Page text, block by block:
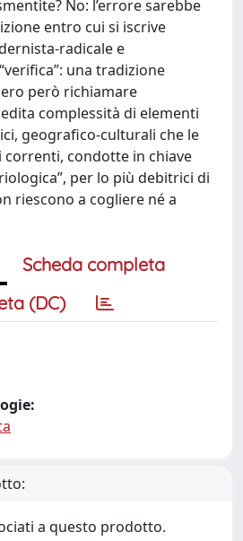
No: l’errore sarebbe
entro cui si iscrive
radicale e
una tradizione
però richiamare
complessità di elementi
geografico-culturali che le
condotte in chiave
per lo più debitrici di
riescono a cogliere né a
Scheda completa
(DC)
a questo prodotto.